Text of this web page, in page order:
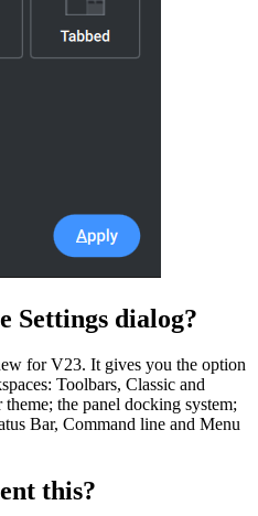
Settings dialog?
for V23. It gives you the option
Toolbars, Classic and
the panel docking system;
Bar, Command line and Menu
this?